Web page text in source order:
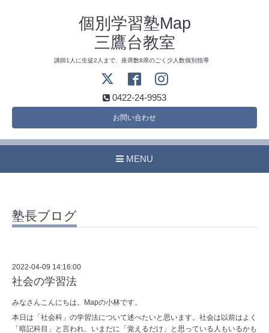
個別学習塾Map
三鷹台教室
講師1人に生徒2人まで、座席数8席のごく少人数個別指導
0422-24-9953
お問い合わせ
MENU
塾長ブログ
2022-04-09 14:16:00
社会の学習法
みなさんこんにちは。Mapの小林です。
本日は「社会科」の学習法について述べたいと思います。社会は以前はよく
「暗記科目」と言われ、いまだに「覚えるだけ」と思っている人もいるかも